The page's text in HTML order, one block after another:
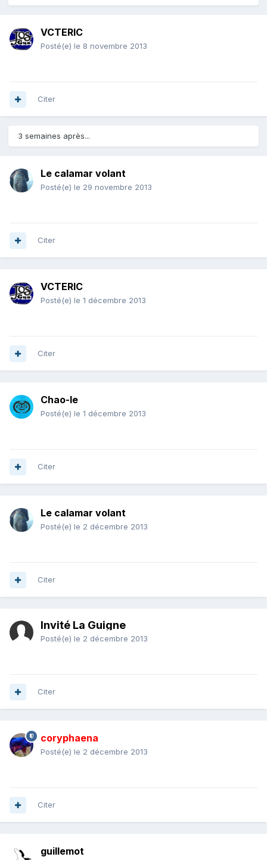
VCTERIC
Posté(e) le 8 novembre 2013
Citer
3 semaines après...
Le calamar volant
Posté(e) le 29 novembre 2013
Citer
VCTERIC
Posté(e) le 1 décembre 2013
Citer
Chao-le
Posté(e) le 1 décembre 2013
Citer
Le calamar volant
Posté(e) le 2 décembre 2013
Citer
Invité La Guigne
Posté(e) le 2 décembre 2013
Citer
coryphaena
Posté(e) le 2 décembre 2013
Citer
guillemot